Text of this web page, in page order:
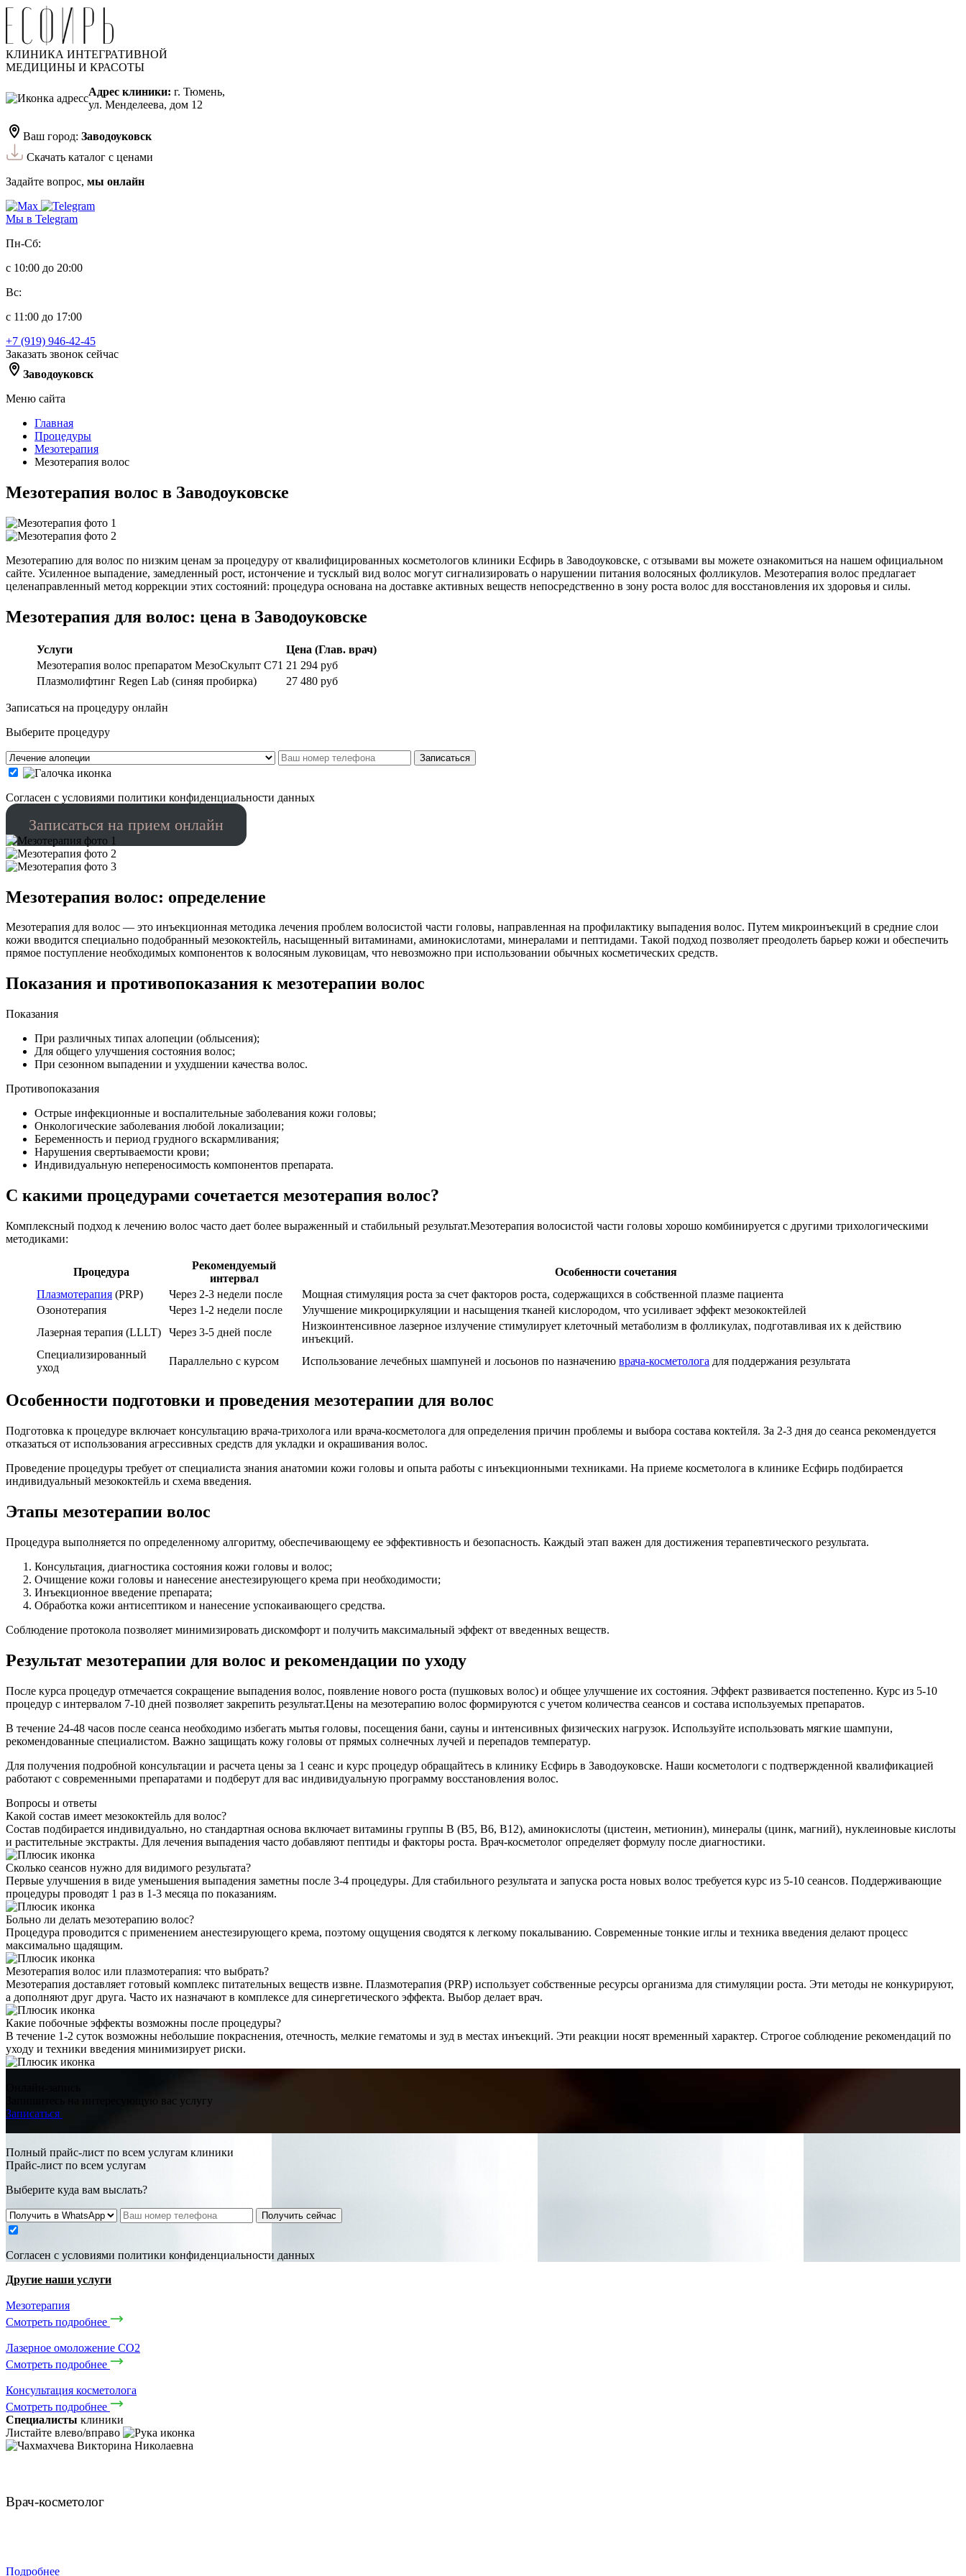
КЛИНИКА ИНТЕГРАТИВНОЙ
МЕДИЦИНЫ И КРАСОТЫ
Адрес клиники: г. Тюмень,
ул. Менделеева, дом 12
Ваш город: Заводоуковск
Скачать каталог с ценами
Задайте вопрос, мы онлайн
Мы в Telegram
Пн-Сб:
с 10:00 до 20:00
Вс:
с 11:00 до 17:00
+7 (919) 946-42-45
Заказать звонок сейчас
Заводоуковск
Меню сайта
Главная
Процедуры
Мезотерапия
Мезотерапия волос
Мезотерапия волос в Заводоуковске
Мезотерапию для волос по низким ценам за процедуру от квалифицированных косметологов клиники Есфирь в Заводоуковске, с отзывами вы можете ознакомиться на нашем официальном
сайте. Усиленное выпадение, замедленный рост, истончение и тусклый вид волос могут сигнализировать о нарушении питания волосяных фолликулов. Мезотерапия волос предлагает
целенаправленный метод коррекции этих состояний: процедура основана на доставке активных веществ непосредственно в зону роста волос для восстановления их здоровья и силы.
Мезотерапия для волос: цена в Заводоуковске
Услуги Цена (Глав. врач)
Мезотерапия волос препаратом МезоСкульпт С71 21 294 руб
Плазмолифтинг Regen Lab (синяя пробирка)
27 480 руб
Записаться на процедуру онлайн
Выберите процедуру
Записаться
Cогласен с условиями политики конфиденциальности данных
Записаться на прием онлайн
Мезотерапия волос: определение
Мезотерапия для волос — это инъекционная методика лечения проблем волосистой части головы, направленная на профилактику выпадения волос. Путем микроинъекций в средние слои
кожи вводится специально подобранный мезококтейль, насыщенный витаминами, аминокислотами, минералами и пептидами. Такой подход позволяет преодолеть барьер кожи и обеспечить
прямое поступление необходимых компонентов к волосяным луковицам, что невозможно при использовании обычных косметических средств.
Показания и противопоказания к мезотерапии волос
Показания
При различных типах алопеции (облысения);
Для общего улучшения состояния волос;
При сезонном выпадении и ухудшении качества волос.
Противопоказания
Острые инфекционные и воспалительные заболевания кожи головы;
Онкологические заболевания любой локализации;
Беременность и период грудного вскармливания;
Нарушения свертываемости крови;
Индивидуальную непереносимость компонентов препарата.
С какими процедурами сочетается мезотерапия волос?
Комплексный подход к лечению волос часто дает более выраженный и стабильный результат.Мезотерапия волосистой части головы хорошо комбинируется с другими трихологическими
методиками:
Процедура
Рекомендуемый
интервал
Особенности сочетания
Плазмотерапия (PRP) Через 2-3 недели после
Мощная стимуляция роста за счет факторов роста, содержащихся в собственной плазме пациента
Озонотерапия
Через 1-2 недели после
Улучшение микроциркуляции и насыщения тканей кислородом, что усиливает эффект мезококтейлей
Лазерная терапия (LLLT)
Через 3-5 дней после
Низкоинтенсивное лазерное излучение стимулирует клеточный метаболизм в фолликулах, подготавливая их к действию
инъекций.
Специализированный
уход
Параллельно с курсом Использование лечебных шампуней и лосьонов по назначению врача-косметолога для поддержания результата
Особенности подготовки и проведения мезотерапии для волос
Подготовка к процедуре включает консультацию врача-трихолога или врача-косметолога для определения причин проблемы и выбора состава коктейля. За 2-3 дня до сеанса рекомендуется
отказаться от использования агрессивных средств для укладки и окрашивания волос.
Проведение процедуры требует от специалиста знания анатомии кожи головы и опыта работы с инъекционными техниками. На приеме косметолога в клинике Есфирь подбирается
индивидуальный мезококтейль и схема введения.
Этапы мезотерапии волос
Процедура выполняется по определенному алгоритму, обеспечивающему ее эффективность и безопасность. Каждый этап важен для достижения терапевтического результата.
Консультация, диагностика состояния кожи головы и волос;
Очищение кожи головы и нанесение анестезирующего крема при необходимости;
Инъекционное введение препарата;
Обработка кожи антисептиком и нанесение успокаивающего средства.
Соблюдение протокола позволяет минимизировать дискомфорт и получить максимальный эффект от введенных веществ.
Результат мезотерапии для волос и рекомендации по уходу
После курса процедур отмечается сокращение выпадения волос, появление нового роста (пушковых волос) и общее улучшение их состояния. Эффект развивается постепенно. Курс из 5-10
процедур с интервалом 7-10 дней позволяет закрепить результат.Цены на мезотерапию волос формируются с учетом количества сеансов и состава используемых препаратов.
В течение 24-48 часов после сеанса необходимо избегать мытья головы, посещения бани, сауны и интенсивных физических нагрузок. Используйте использовать мягкие шампуни,
рекомендованные специалистом. Важно защищать кожу головы от прямых солнечных лучей и перепадов температур.
Для получения подробной консультации и расчета цены за 1 сеанс и курс процедур обращайтесь в клинику Есфирь в Заводоуковске. Наши косметологи с подтвержденной квалификацией
работают с современными препаратами и подберут для вас индивидуальную программу восстановления волос.
Вопросы и ответы
Какой состав имеет мезококтейль для волос?
Состав подбирается индивидуально, но стандартная основа включает витамины группы B (B5, B6, B12), аминокислоты (цистеин, метионин), минералы (цинк, магний), нуклеиновые кислоты
и растительные экстракты. Для лечения выпадения часто добавляют пептиды и факторы роста. Врач-косметолог определяет формулу после диагностики.
Сколько сеансов нужно для видимого результата?
Первые улучшения в виде уменьшения выпадения заметны после 3-4 процедуры. Для стабильного результата и запуска роста новых волос требуется курс из 5-10 сеансов. Поддерживающие
процедуры проводят 1 раз в 1-3 месяца по показаниям.
Больно ли делать мезотерапию волос?
Процедура проводится с применением анестезирующего крема, поэтому ощущения сводятся к легкому покалыванию. Современные тонкие иглы и техника введения делают процесс
максимально щадящим.
Мезотерапия волос или плазмотерапия: что выбрать?
Мезотерапия доставляет готовый комплекс питательных веществ извне. Плазмотерапия (PRP) использует собственные ресурсы организма для стимуляции роста. Эти методы не конкурируют,
а дополняют друг друга. Часто их назначают в комплексе для синергетического эффекта. Выбор делает врач.
Какие побочные эффекты возможны после процедуры?
В течение 1-2 суток возможны небольшие покраснения, отечность, мелкие гематомы и зуд в местах инъекций. Эти реакции носят временный характер. Строгое соблюдение рекомендаций по
уходу и техники введения минимизирует риски.
Запишитесь на интересующую вас услугу
Записаться
Полный прайс-лист по всем услугам клиники
Прайс-лист по всем услугам
Выберите куда вам выслать?
Получить сейчас
Cогласен с условиями политики конфиденциальности данных
Другие наши услуги
Мезотерапия
Смотреть подробнее
Лазерное омоложение CO2
Смотреть подробнее
Консультация косметолога
Смотреть подробнее
Специалисты клиники
Листайте влево/вправо
Врач-косметолог
Подробнее